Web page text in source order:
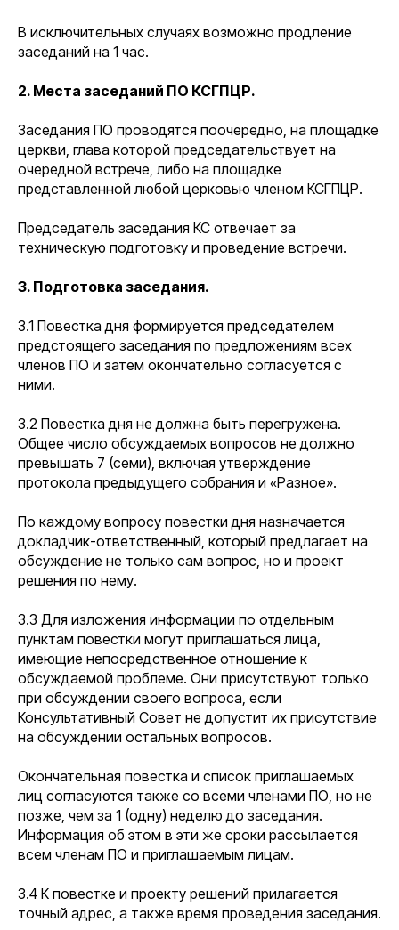
В исключительных случаях возможно продление
заседаний на 1 час.
2. Места заседаний ПО КСГПЦР.
Заседания ПО проводятся поочередно, на площадке
церкви, глава которой председательствует на
очередной встрече, либо на площадке
представленной любой церковью членом КСГПЦР.
Председатель заседания КС отвечает за
техническую подготовку и проведение встречи.
3. Подготовка заседания.
3.1 Повестка дня формируется председателем
предстоящего заседания по предложениям всех
членов ПО и затем окончательно согласуется с
ними.
3.2 Повестка дня не должна быть перегружена.
Общее число обсуждаемых вопросов не должно
превышать 7 (семи), включая утверждение
протокола предыдущего собрания и «Разное».
По каждому вопросу повестки дня назначается
докладчик-ответственный, который предлагает на
обсуждение не только сам вопрос, но и проект
решения по нему.
3.3 Для изложения информации по отдельным
пунктам повестки могут приглашаться лица,
имеющие непосредственное отношение к
обсуждаемой проблеме. Они присутствуют только
при обсуждении своего вопроса, если
Консультативный Совет не допустит их присутствие
на обсуждении остальных вопросов.
Окончательная повестка и список приглашаемых
лиц согласуются также со всеми членами ПО, но не
позже, чем за 1 (одну) неделю до заседания.
Информация об этом в эти же сроки рассылается
всем членам ПО и приглашаемым лицам.
3.4 К повестке и проекту решений прилагается
точный адрес, а также время проведения заседания.